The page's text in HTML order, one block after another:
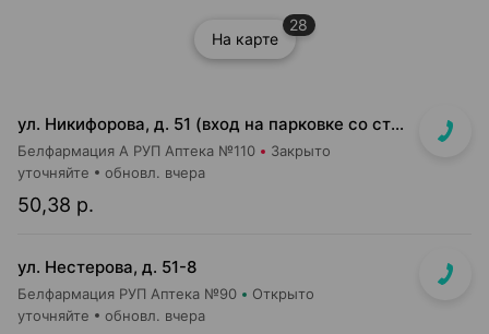
На карте
28
ул. Никифорова, д. 51 (вход на парковке со стороны ул. Стариновской)
Белфармация А РУП Аптека №110 Закрыто
50,38 р.
уточняйте обновл. вчера
ул. Нестерова, д. 51-8
Белфармация РУП Аптека №90 Открыто
уточняйте обновл. вчера